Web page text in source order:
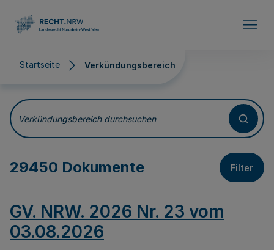
Startseite Verkündungsbereich
Verkündungsbereich
Verkündungsbereich durchsuchen
29450 Dokumente Filter
GV. NRW. 2026 Nr. 23 vom
03.08.2026